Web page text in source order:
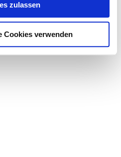
zulassen
Cookies verwenden
Datenschutz|